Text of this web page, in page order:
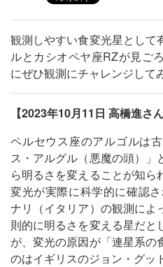
観測しやすい食変光星として
ルとカシオペヤ座RZが見ご
にぜひ観測にチャレンジして
【2023年10月11日 高橋進さん
ペルセウス座のアルゴルは
ス・アルグル（悪魔の頭）
ら明るさを変えることが知ら
変光が実際に科学的に確認
ナリ（イタリア）の観測によ
則的に明るさを変える星だと
が、変光の原因が「連星系の
のはイギリスのジョン・グッ